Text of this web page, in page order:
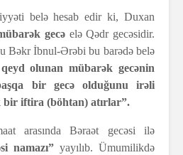
belə hesab edir ki, Duxan
gecə elə Qədr gecəsidir.
Bəkr İbnul-Ərəbi bu barədə belə
olunan mübarək gecənin
bir gecə olduğunu irəli
iftira (böhtan) atırlar”.
arasında Bəraət gecəsi ilə
namazı” yayılıb. Ümumilikdə